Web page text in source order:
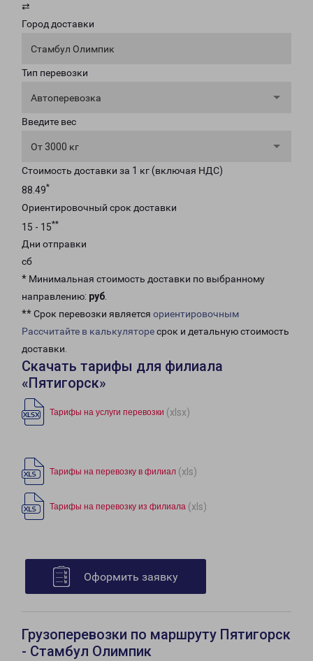
⇄
Город доставки
Стамбул Олимпик
Тип перевозки
Автоперевозка
Введите вес
От 3000 кг
Стоимость доставки за 1 кг (включая НДС)
88.49*
Ориентировочный срок доставки
15 - 15**
Дни отправки
сб
* Минимальная стоимость доставки по выбранному
направлению: руб.
** Срок перевозки является ориентировочным
Рассчитайте в калькуляторесрок и детальную стоимость
доставки.
Скачать тарифы для филиала
«Пятигорск»
Тарифы на услуги перевозки (xlsx)
Тарифы на перевозку в филиал (xls)
Тарифы на перевозку из филиала (xls)
Оформить заявку
Грузоперевозки по маршруту Пятигорск
- Стамбул Олимпик